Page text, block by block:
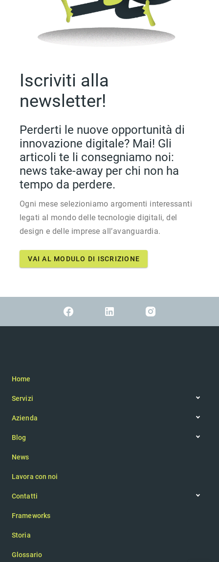
Iscriviti alla
newsletter!
Perderti le nuove opportunità di
innovazione digitale? Mai! Gli
articoli te li consegniamo noi:
news take-away per chi non ha
tempo da perdere.
Ogni mese selezioniamo argomenti interessanti
legati al mondo delle tecnologie digitali, del
design e delle imprese all’avanguardia.
VAI AL MODULO DI ISCRIZIONE
Home
Servizi
IoT
Realtà aumentata
Consulenza
Azienda
Team
Blog
Newsletter
News
Lavora con noi
Contatti
Chiedi un preventivo
Frameworks
Storia
Glossario